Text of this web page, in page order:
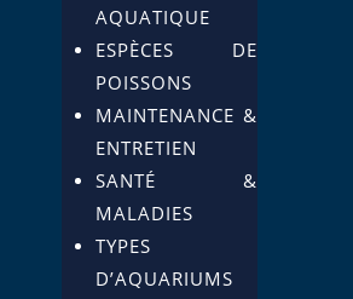
AQUATIQUE
ESPÈCES DE
POISSONS
MAINTENANCE &
ENTRETIEN
SANTÉ &
MALADIES
TYPES
D’AQUARIUMS